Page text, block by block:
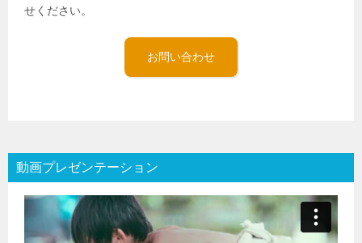
せください。
お問い合わせ
動画プレゼンテーション